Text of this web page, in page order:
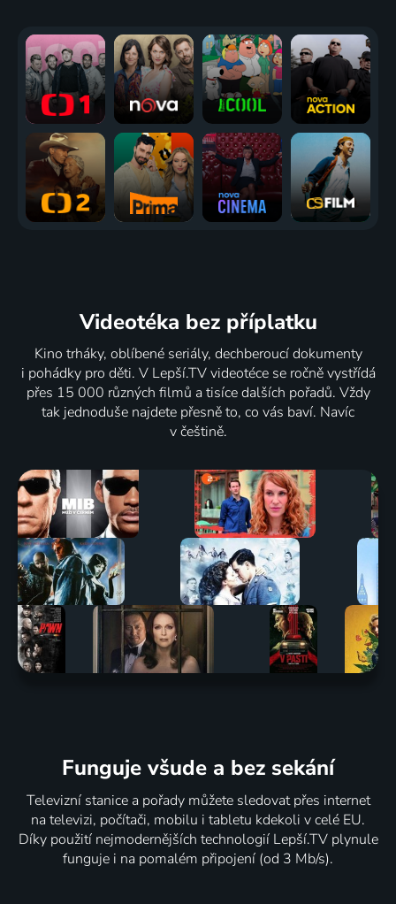
Videotéka bez příplatku
Kino trháky, oblíbené seriály, dechberoucí dokumenty
i pohádky pro děti. V Lepší.TV videotéce se ročně vystřídá
přes 15 000 různých filmů a tisíce dalších pořadů. Vždy
tak jednoduše najdete přesně to, co vás baví. Navíc
v češtině.
Funguje všude a bez sekání
Televizní stanice a pořady můžete sledovat přes internet
na televizi, počítači, mobilu i tabletu kdekoli v celé EU.
Díky použití nejmodernějších technologií Lepší.TV plynule
funguje i na pomalém připojení (od 3 Mb/s).